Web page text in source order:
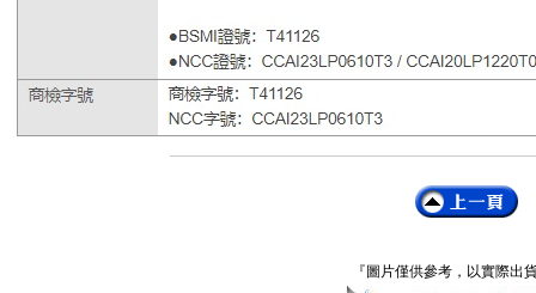
『圖片僅供參考，以實際出